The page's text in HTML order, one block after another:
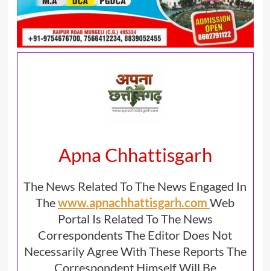
Apna Chhattisgarh
The News Related To The News Engaged In
Thewww.apnachhattisgarh.com Web
Portal Is Related To The News
Correspondents The Editor Does Not
Necessarily Agree With These Reports The
Correspondent Himself Will Be